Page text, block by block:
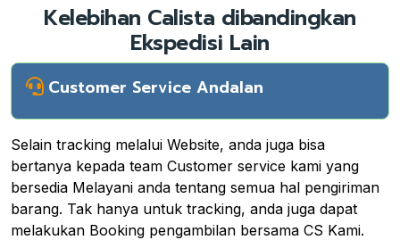
Kelebihan Calista dibandingkan
Ekspedisi Lain
Customer Service Andalan
Selain tracking melalui Website, anda juga bisa
bertanya kepada team Customer service kami yang
bersedia Melayani anda tentang semua hal pengiriman
barang. Tak hanya untuk tracking, anda juga dapat
melakukan Booking pengambilan bersama CS Kami.